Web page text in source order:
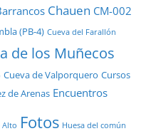
Chauen CM-002
(PB-4) Cueva del Farallón
de los Muñecos
Cueva de Valporquero Cursos
de Arenas Encuentros
Alto Fotos Huesa del común